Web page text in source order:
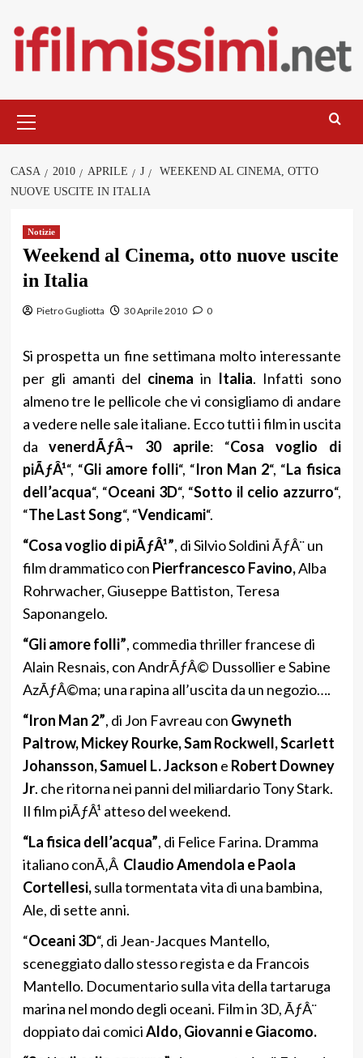
contenuto
principale
CASA 2010 APRILE J
WEEKEND AL CINEMA, OTTO
NUOVE USCITE IN ITALIA
Notizie
Weekend al Cinema, otto nuove uscite
in Italia
Pietro Gugliotta 30 Aprile 2010 0
Si prospetta un fine settimana molto interessante
per gli amanti del cinema in Italia. Infatti sono
almeno tre le pellicole che vi consigliamo di andare
a vedere nelle sale italiane. Ecco tutti i film in uscita
da venerdÃƒÂ¬ 30 aprile: “Cosa voglio di
piÃƒÂ¹“, “Gli amore folli“, “Iron Man 2“, “La fisica
dell’acqua“, “Oceani 3D“, “Sotto il celio azzurro“,
“The Last Song“, “Vendicami“.
“Cosa voglio di piÃƒÂ¹”, di Silvio Soldini ÃƒÂ¨ un
film drammatico con Pierfrancesco Favino,Alba
Rohrwacher, Giuseppe Battiston, Teresa
Saponangelo.
“Gli amore folli”, commedia thriller francese di
Alain Resnais, con AndrÃƒÂ© Dussollier e Sabine
AzÃƒÂ©ma; una rapina all’uscita da un negozio….
“Iron Man 2”, di Jon Favreau con Gwyneth
Paltrow, Mickey Rourke, Sam Rockwell, Scarlett
Johansson, Samuel L. Jackson e Robert Downey
Jr. che ritorna nei panni del miliardario Tony Stark.
Il film piÃƒÂ¹ atteso del weekend.
“La fisica dell’acqua”, di Felice Farina. Dramma
italiano conÃ‚Â Claudio Amendola e Paola
Cortellesi,sulla tormentata vita di una bambina,
Ale, di sette anni.
“Oceani 3D“, di Jean-Jacques Mantello,
sceneggiato dallo stesso regista e da Francois
Mantello. Documentario sulla vita della tartaruga
marina nel mondo degli oceani. Film in 3D, ÃƒÂ¨
doppiato dai comiciAldo, Giovanni e Giacomo.